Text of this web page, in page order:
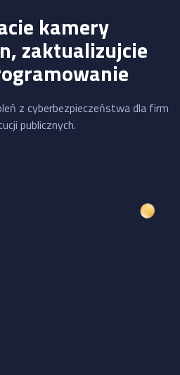
kamery
zaktualizujcie
z cyberbezpieczeństwa dla firm
publicznych.